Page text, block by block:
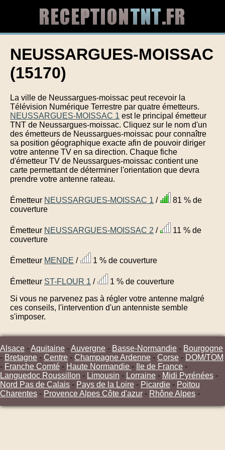
NEUSSARGUES-MOISSAC
(15170)
La ville de Neussargues-moissac peut recevoir la
Télévision Numérique Terrestre par quatre émetteurs.
NEUSSARGUES-MOISSAC 1 est le principal émetteur
TNT de Neussargues-moissac. Cliquez sur le nom d'un
des émetteurs de Neussargues-moissac pour connaître
sa position géographique exacte afin de pouvoir diriger
votre antenne TV en sa direction. Chaque fiche
d'émetteur TV de Neussargues-moissac contient une
carte permettant de déterminer l'orientation que devra
prendre votre antenne rateau.
Émetteur NEUSSARGUES-MOISSAC 1 /
81 % de
couverture
Émetteur NEUSSARGUES-MOISSAC 2 /
11 % de
couverture
Émetteur MENDE / 1 % de couverture
Émetteur ST-FLOUR 1 /
1 % de couverture
Si vous ne parvenez pas à régler votre antenne malgré
ces conseils, l'intervention d'un antenniste semble
s'imposer.
Alsace -Aquitaine -Auvergne - Basse-Normandie - Bourgogne
- Bretagne - Centre - Champagne Ardenne - Corse - DOM/TOM
- Franche Comté - Haute Normandie - Ile de France -
Languedoc Roussillon - Limousin - Lorraine - Midi Pyrénées -
Nord Pas de Calais - Pays de la Loire - Picardie - Poitou
Charentes - Provence Alpes Côte d'azur - Rhône Alpes -